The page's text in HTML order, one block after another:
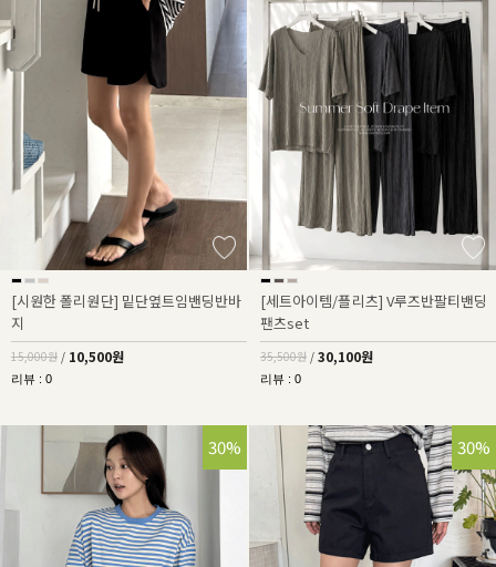
[시원한 폴리원단] 밑단옆트임밴딩반바
지
15,000원 / 10,500원
리뷰 : 0
[세트아이템/플리츠] V루즈반팔티밴딩
팬츠set
35,500원 / 30,100원
리뷰 : 0
30% 30%